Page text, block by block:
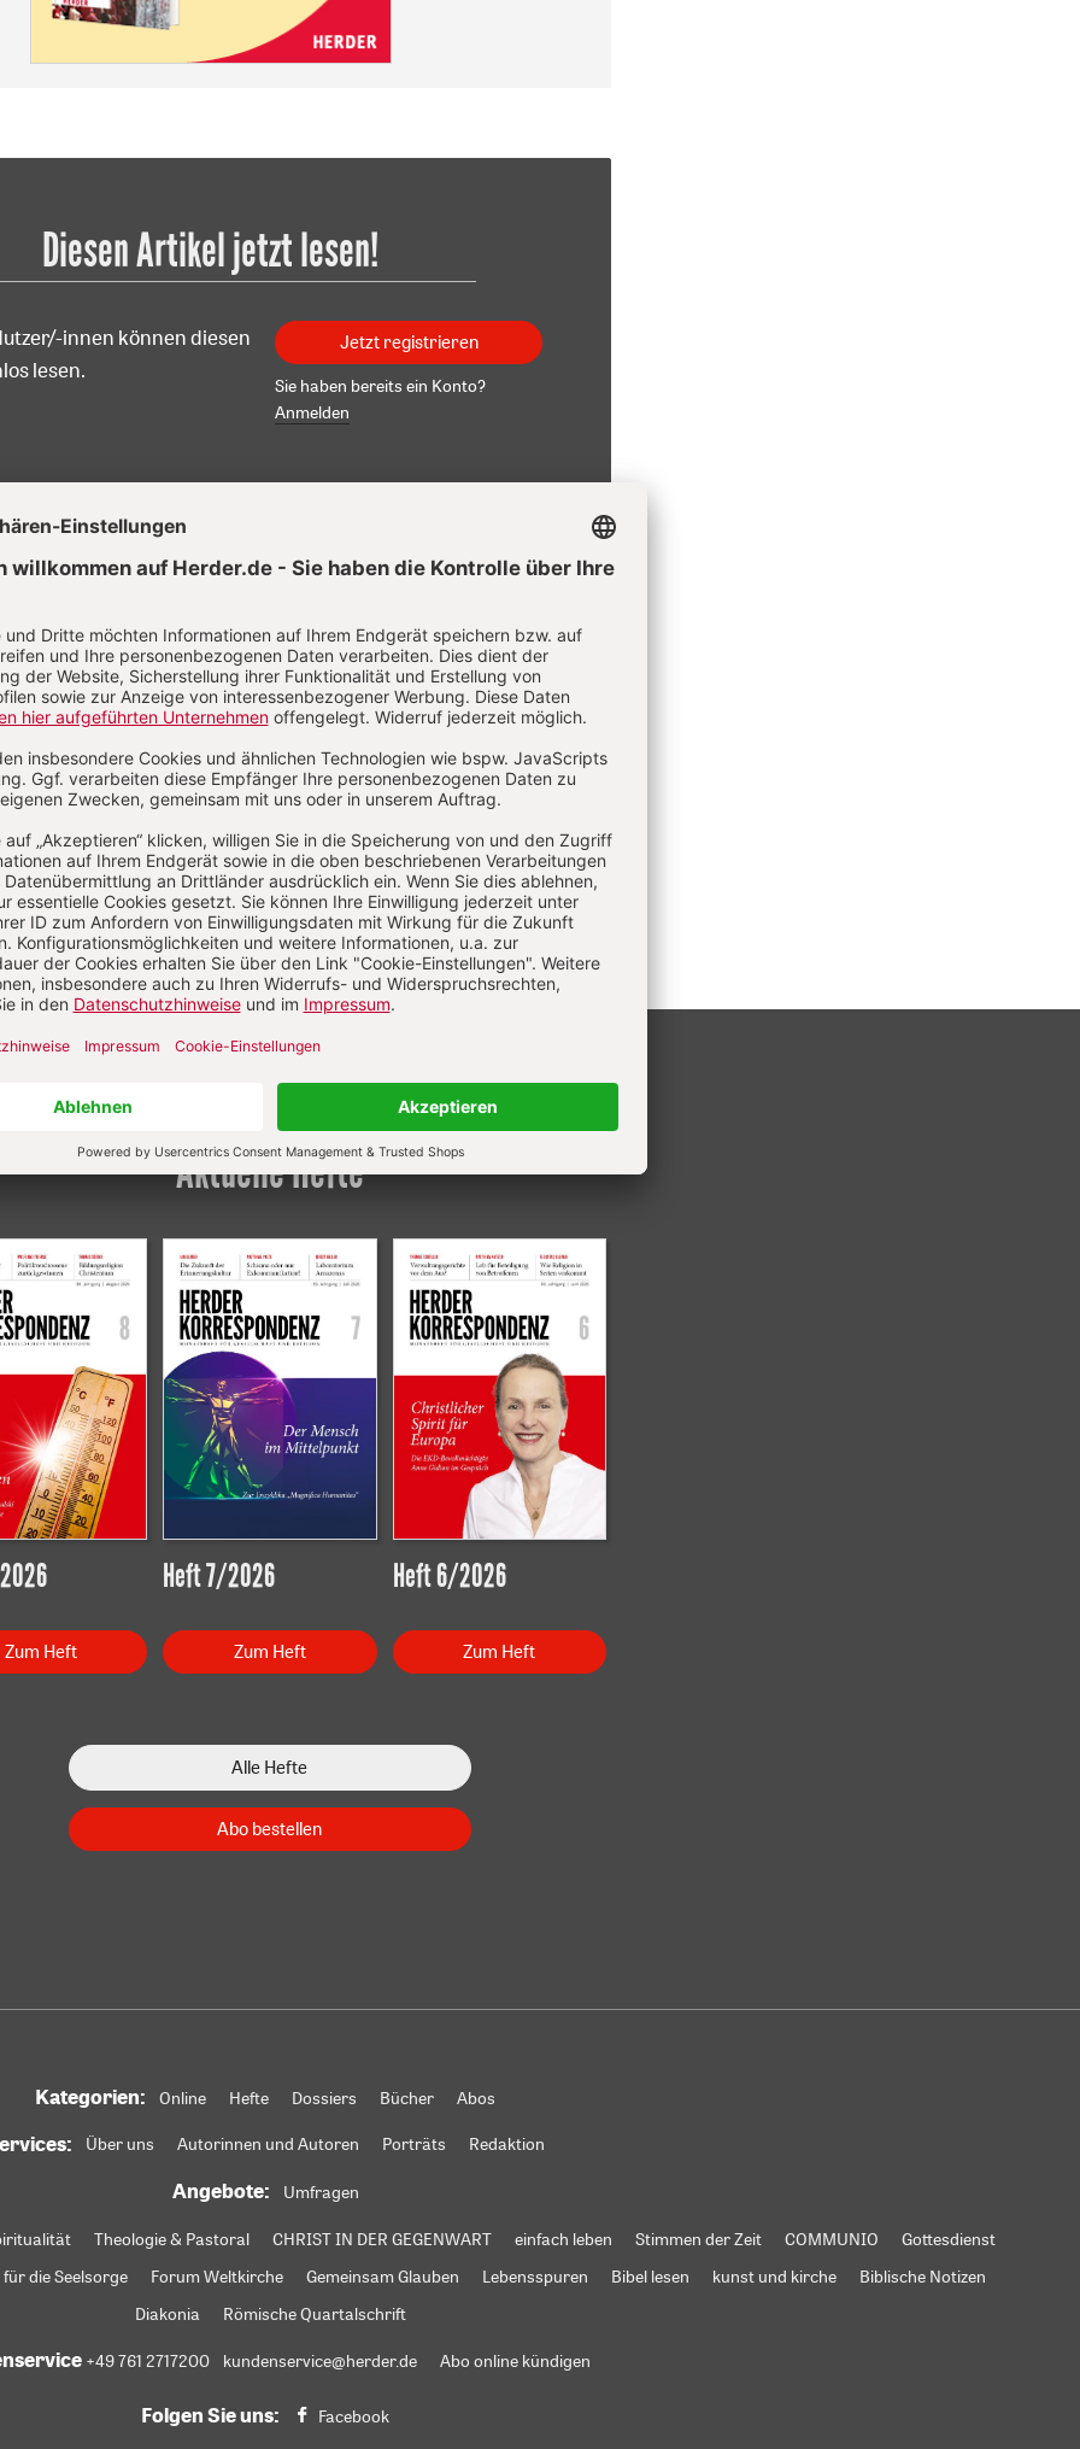
Diesen Artikel jetzt lesen!
innen können diesen
lesen.
Jetzt registrieren
Sie haben bereits ein Konto?
Anmelden
Hurth
Hurth, geboren 1961, hat Amerikanistik, Germanistik und
Theologie in Mainz und Boston studiert. PH.D. 1988 in
Studies in Boston, Promotion 1992 in Mainz in Germanistik. Sie
Lerntherapeutin und Publizistin in Wiesbaden.
Aktuelle Hefte
Zum Heft
Heft 7/2026
Zum Heft
Heft 6/2026
Zum Heft
Alle Hefte
Abo bestellen
Kategorien: Online Hefte Dossiers Bücher Abos
Über uns Autorinnen und Autoren Porträts Redaktion
Angebote: Umfragen
Theologie & Pastoral CHRIST IN DER GEGENWART einfach leben Stimmen der Zeit COMMUNIO
Gottesdienst
die Seelsorge Forum Weltkirche Gemeinsam Glauben Lebensspuren Bibel lesen kunst und kirche
Biblische Notizen
Diakonia
Römische Quartalschrift
+49 761 2717200 kundenservice@herder.de Abo online kündigen
Folgen Sie uns: Facebook